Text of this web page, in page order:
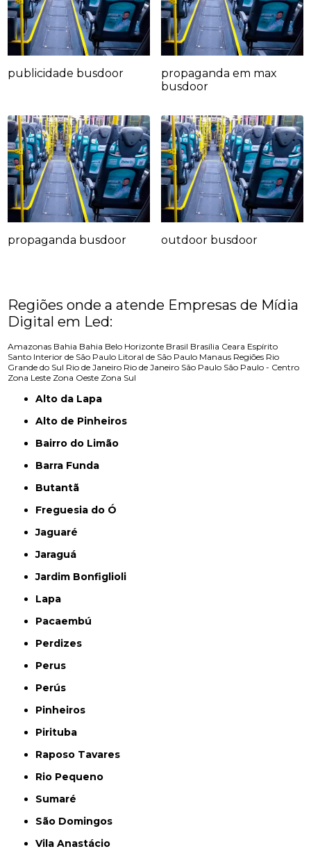
publicidade busdoor
propaganda em max
busdoor
propaganda busdoor outdoor busdoor
Regiões onde a atende Empresas de Mídia
Digital em Led:
Amazonas Bahia Bahia Belo Horizonte Brasil Brasília Ceara Espírito
Santo Interior de São Paulo Litoral de São Paulo Manaus Regiões Rio
Grande do Sul Rio de Janeiro Rio de Janeiro São Paulo São Paulo - Centro
Zona Leste Zona Oeste Zona Sul
Alto da Lapa
Alto de Pinheiros
Bairro do Limão
Barra Funda
Butantã
Freguesia do Ó
Jaguaré
Jaraguá
Jardim Bonfiglioli
Lapa
Pacaembú
Perdizes
Perus
Perús
Pinheiros
Pirituba
Raposo Tavares
Rio Pequeno
Sumaré
São Domingos
Vila Anastácio